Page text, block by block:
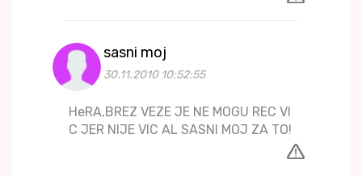
sasni moj
30.11.2010 10:52:55
HeRA,BREZ VEZE JE NE MOGU REC VI
C JER NIJE VIC AL SASNI MOJ ZA TO!